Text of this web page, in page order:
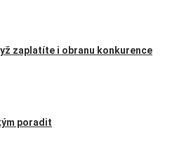
zaplatíte i obranu konkurence
poradit